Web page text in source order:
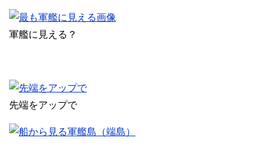
軍艦に見える？
先端をアップで